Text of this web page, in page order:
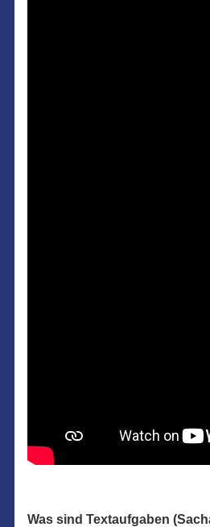
Was sind Textaufgaben